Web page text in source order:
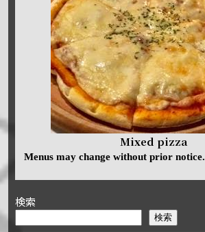
Mixed pizza
Menus may change without prior notice.
検索
検索